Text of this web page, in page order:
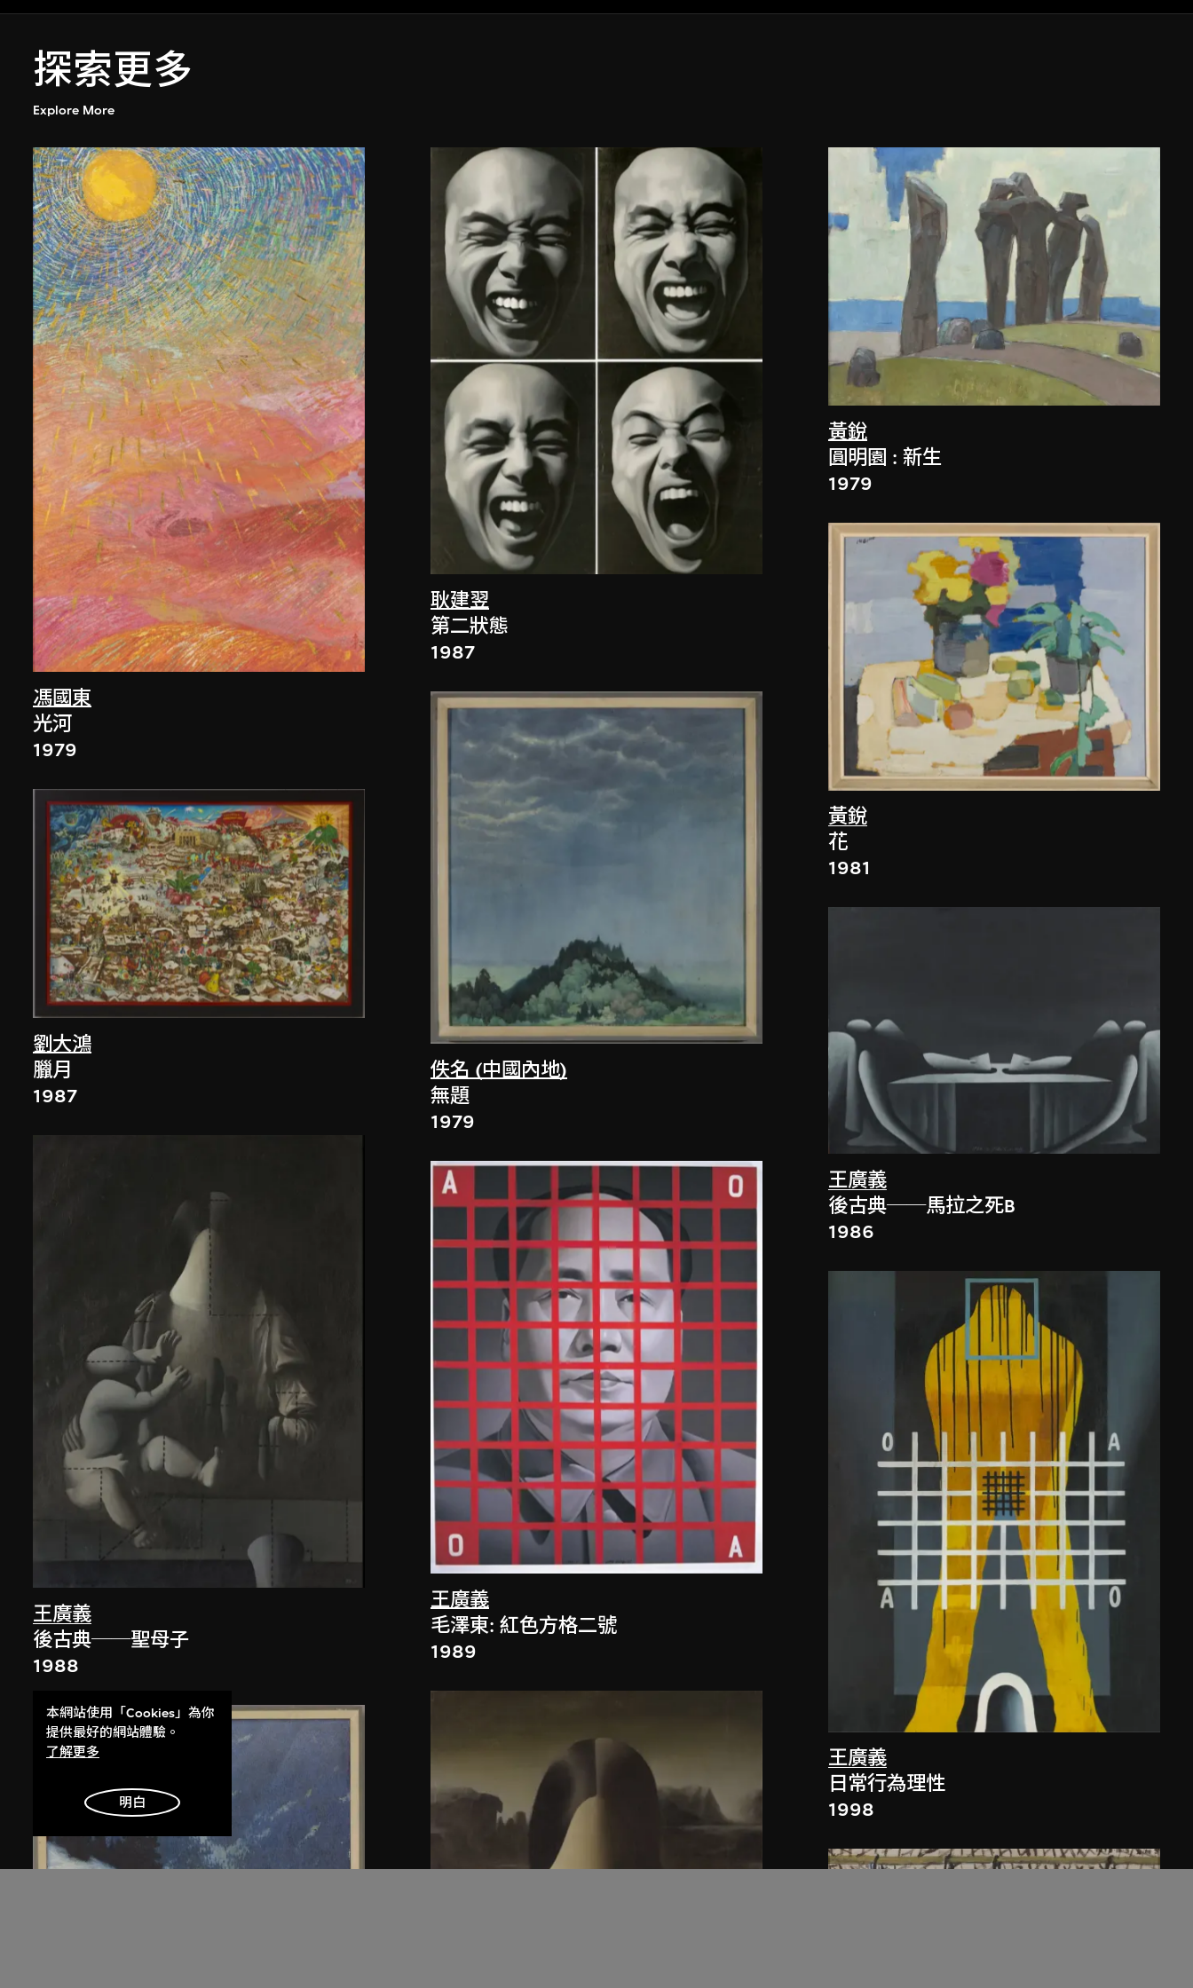
探索更多
Explore More
馮國東
光河
1979
劉大鴻
臘月
1987
王廣義
後古典──聖母子
1988
耿建翌
第二狀態
1987
佚名 (中國內地)
無題
1979
王廣義
毛澤東: 紅色方格二號
1989
黃銳
圓明園 : 新生
1979
黃銳
花
1981
王廣義
後古典──馬拉之死B
1986
王廣義
日常行為理性
1998
本網站使用「Cookies」為你
提供最好的網站體驗。
了解更多
明白